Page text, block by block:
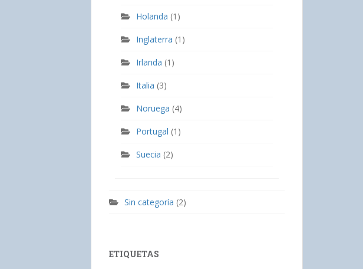
Holanda (1)
Inglaterra (1)
Irlanda (1)
Italia (3)
Noruega (4)
Portugal (1)
Suecia (2)
Sin categoría (2)
ETIQUETAS